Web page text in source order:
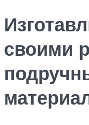
своими